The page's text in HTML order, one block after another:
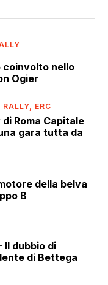
coinvolto nello
Ogier
ERC
Roma Capitale
gara tutta da
della belva
B
Il dubbio di
di Bettega